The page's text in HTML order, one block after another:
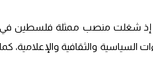
إذ شغلت منصب ممثلة فلسطين في
والثقافية والإعلامية، كما